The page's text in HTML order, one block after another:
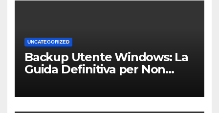
UNCATEGORIZED
Backup Utente Windows: La
Guida Definitiva per Non
Casa o dell’Ufficio